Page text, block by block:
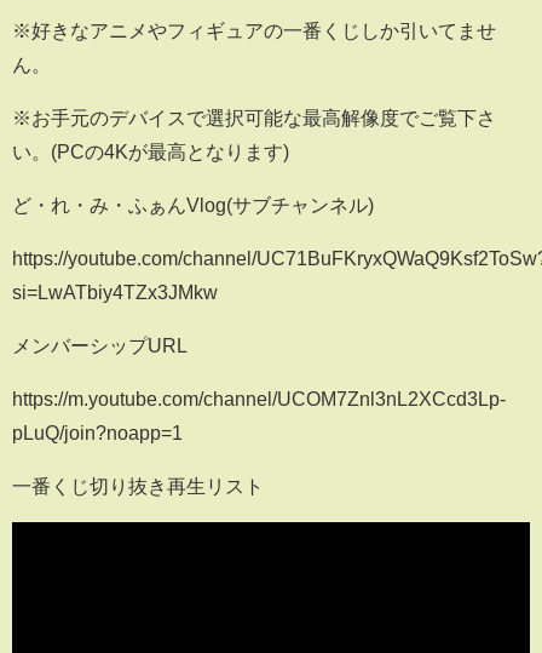
※好きなアニメやフィギュアの一番くじしか引いてませ
ん。
※お手元のデバイスで選択可能な最高解像度でご覧下さ
い。(PCの4Kが最高となります)
ど・れ・み・ふぁんVlog(サブチャンネル)
https://youtube.com/channel/
si=LwATbiy4TZx3JMkw
メンバーシップURL
https://m.youtube.com/channel/UCOM7Znl3nL2XCcd3Lp-
pLuQ/join?noapp=1
一番くじ切り抜き再生リスト